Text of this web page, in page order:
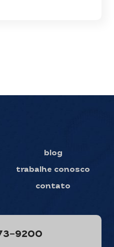
blog
trabalhe conosco
contato
9200